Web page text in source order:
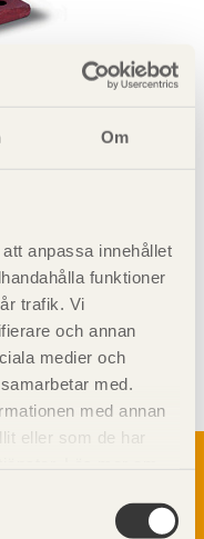
Om
anpassa innehållet
funktioner
trafik. Vi
och annan
medier och
med.
med annan
eller som de har
för trä och
om